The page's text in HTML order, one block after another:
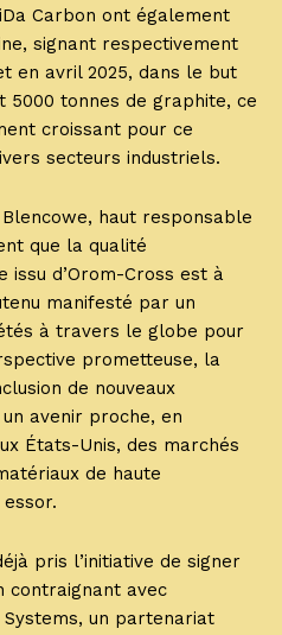
Carbon ont également
signant respectivement
en avril 2025, dans le but
5000 tonnes de graphite, ce
croissant pour ce
secteurs industriels.
haut responsable
que la qualité
d’Orom-Cross est à
manifesté par un
à travers le globe pour
prometteuse, la
de nouveaux
avenir proche, en
États-Unis, des marchés
de haute
pris l’initiative de signer
contraignant avec
Systems, un partenariat